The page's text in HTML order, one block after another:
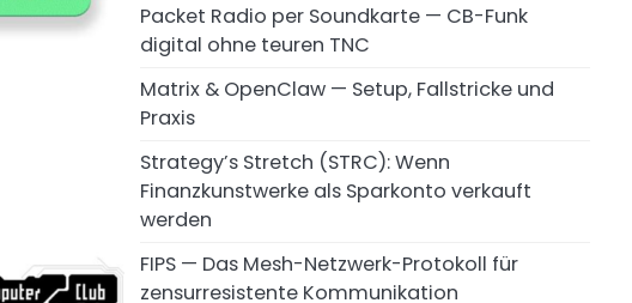
Packet Radio per Soundkarte — CB-Funk
digital ohne teuren TNC
Matrix & OpenClaw — Setup, Fallstricke und
Praxis
Strategy’s Stretch (STRC): Wenn
Finanzkunstwerke als Sparkonto verkauft
werden
FIPS — Das Mesh-Netzwerk-Protokoll für
zensurresistente Kommunikation